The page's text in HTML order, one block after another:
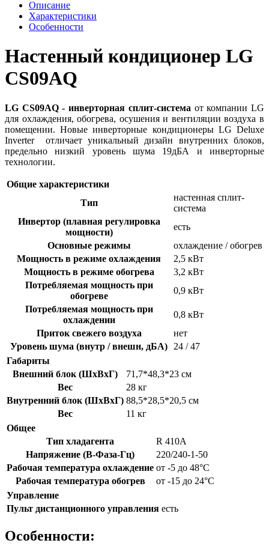
Описание
Характеристики
Особенности
Настенный кондиционер LG
CS09AQ
LG CS09AQ - инверторная сплит-система от компании LG
для охлаждения, обогрева, осушения и вентиляции воздуха в
помещении. Новые инверторные кондиционеры LG Deluxe
Inverter отличает уникальный дизайн внутренних блоков,
предельно низкий уровень шума 19дБА и инверторные
технологии.
Общие характеристики
Тип
настенная сплит-
система
Инвертор (плавная регулировка
мощности)
есть
Основные режимы
охлаждение / обогрев
Мощность в режиме охлаждения
2,5 кВт
Мощность в режиме обогрева
3,2 кВт
Потребляемая мощность при
обогреве
0,9 кВт
Потребляемая мощность при
охлаждении
0,8 кВт
Приток свежего воздуха
нет
Уровень шума (внутр / внешн, дБА)
24 / 47
Габариты
Внешний блок (ШxВxГ)
71,7*48,3*23 см
Вес
28 кг
Внутренний блок (ШxВxГ) 88,5*28,5*20,5 см
Вес
11 кг
Общее
Тип хладагента
R 410A
Напряжение (В-Фаза-Гц)
220/240-1-50
Рабочая температура охлаждение от -5 до 48°С
Рабочая температура обогрев
от -15 до 24°С
Управление
Пульт дистанционного управления есть
Особенности: